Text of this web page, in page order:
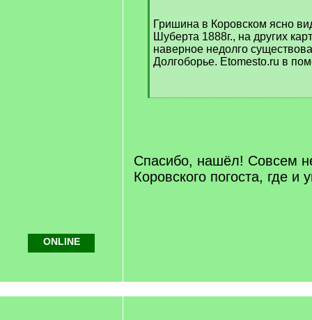
Гришина в Коровском ясно
Шуберта 1888г., на других
наверное недолго
Долгоборье. Etomesto.ru в
[
Спасибо, нашёл! Совсем
Коровского погоста, где и
ONLINE